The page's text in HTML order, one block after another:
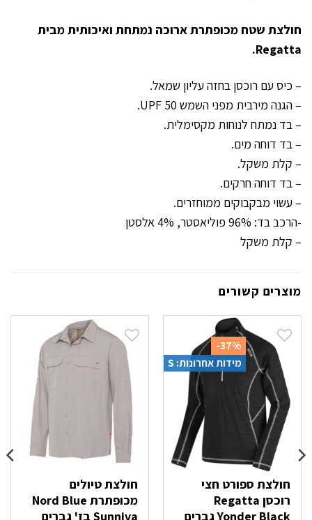
חולצת שטח מכופתרת ארוכה נמתחת ואיכותית מבית
Regatta.
– כיס עם רוכסן בחזה עליון שמאל.
– הגנה מירבית מפני השמש UPF 50.
– בד נמתח לנוחות מקסימלית.
– בד דוחה מים.
– קלת משקל.
– בד דוחה חרקים.
– עשוי מבקבוקים ממוחזרים.
-הרכב בד: 96% פוליאסטר, 4% אלסטן
– קלת משקל
מוצרים קשורים
-37%
מידות אחרונות: S
חולצת ספורט חצי
רוכסן Regatta
Yonder Black גברים
חולצת טיולים
מכופתרת Nord Blue
Sunniva בז' גברים